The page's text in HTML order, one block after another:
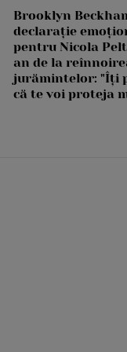
Brooklyn
declarație
pentru Nicola
an de la
jurămintelor: "Îți
că te voi proteja